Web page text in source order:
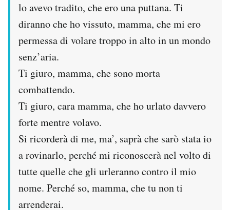
lo avevo tradito, che ero una puttana. Ti
diranno che ho vissuto, mamma, che mi ero
permessa di volare troppo in alto in un mondo
senz’aria.
Ti giuro, mamma, che sono morta
combattendo.
Ti giuro, cara mamma, che ho urlato davvero
forte mentre volavo.
Si ricorderà di me, ma’, saprà che sarò stata io
a rovinarlo, perché mi riconoscerà nel volto di
tutte quelle che gli urleranno contro il mio
nome. Perché so, mamma, che tu non ti
arrenderai.